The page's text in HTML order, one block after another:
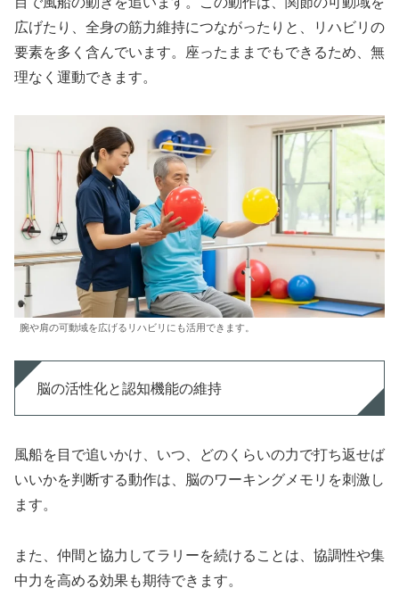
広げたり、全身の筋力維持につながったりと、リハビリの
要素を多く含んでいます。座ったままでもできるため、無
理なく運動できます。
腕や肩の可動域を広げるリハビリにも活用できます。
脳の活性化と認知機能の維持
風船を目で追いかけ、いつ、どのくらいの力で打ち返せば
いいかを判断する動作は、脳のワーキングメモリを刺激し
ます。
また、仲間と協力してラリーを続けることは、協調性や集
中力を高める効果も期待できます。